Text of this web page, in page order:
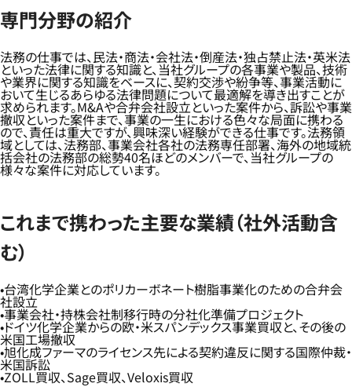
専門分野の紹介
法務の仕事では、民法・商法・会社法・倒産法・独占禁止法・英米法
といった法律に関する知識と、当社グループの各事業や製品、技術
や業界に関する知識をベースに、契約交渉や紛争等、事業活動に
おいて生じるあらゆる法律問題について最適解を導き出すことが
求められます。M&Aや合弁会社設立といった案件から、訴訟や事業
撤収といった案件まで、事業の一生における色々な局面に携わる
ので、責任は重大ですが、興味深い経験ができる仕事です。法務領
域としては、法務部、事業会社各社の法務専任部署、海外の地域統
括会社の法務部の総勢40名ほどのメンバーで、当社グループの
様々な案件に対応しています。
これまで携わった主要な業績（社外活動含
む）
台湾化学企業とのポリカーボネート樹脂事業化のための合弁会
社設立
事業会社・持株会社制移行時の分社化準備プロジェクト
ドイツ化学企業からの欧・米スパンデックス事業買収と、その後の
米国工場撤収
旭化成ファーマのライセンス先による契約違反に関する国際仲裁・
米国訴訟
ZOLL買収、Sage買収、Veloxis買収